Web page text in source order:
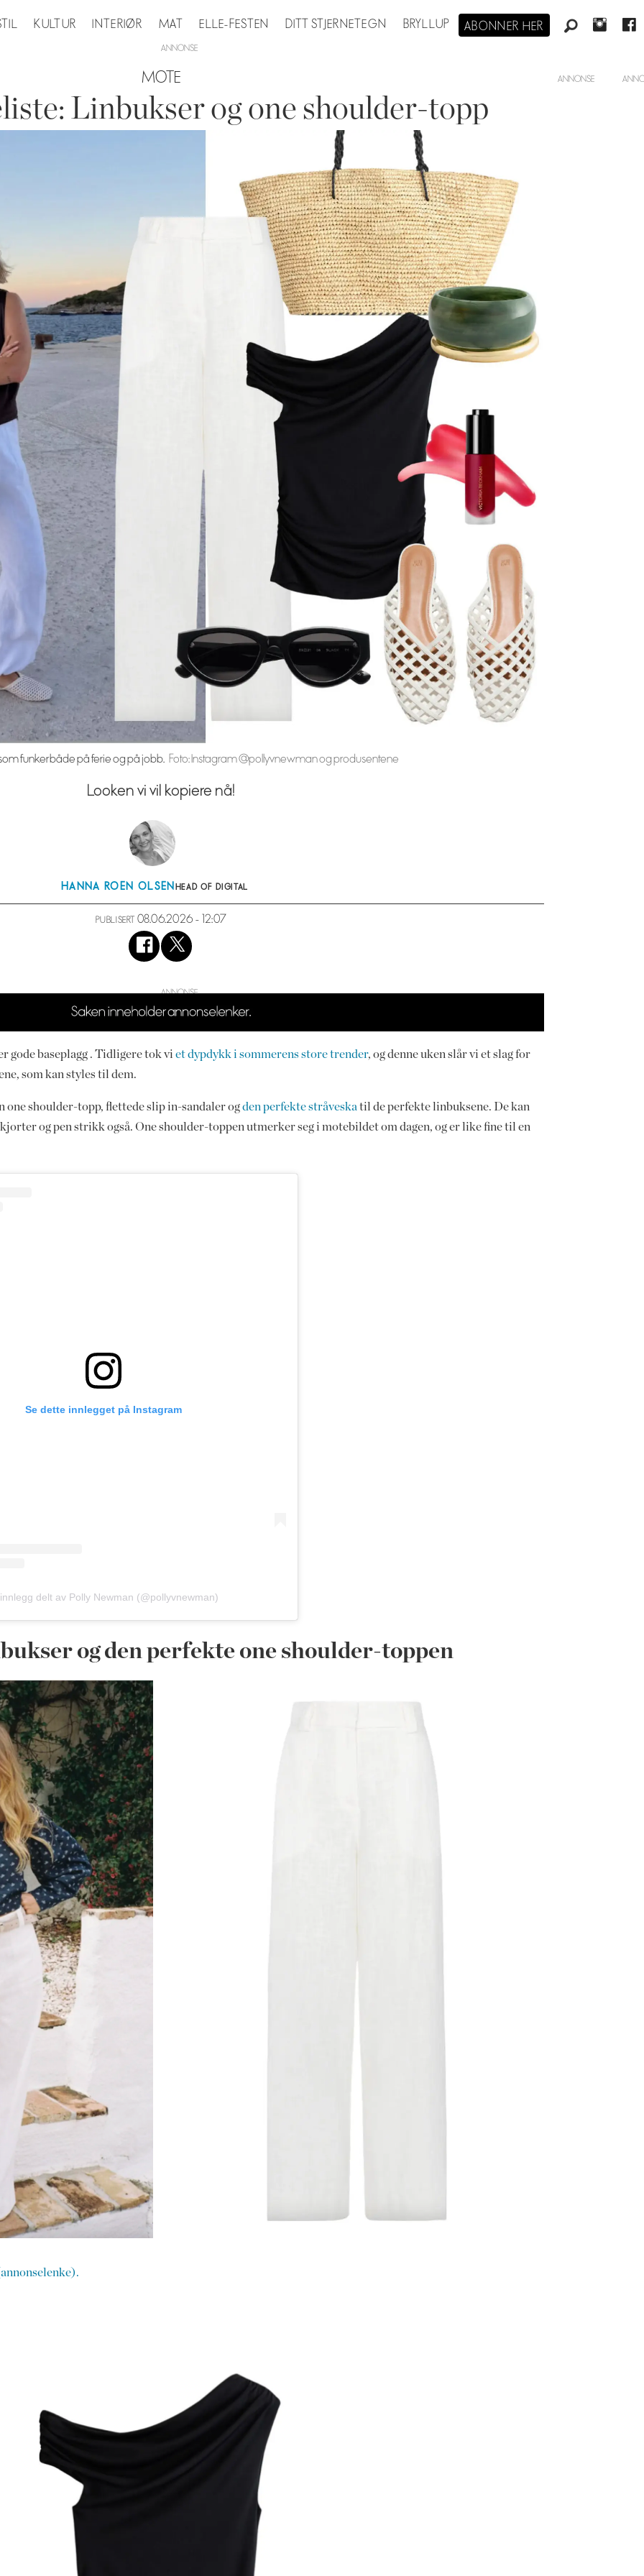
KULTUR INTERIØR MAT ELLE-FESTEN DITT STJERNETEGN BRYLLUP ABONNER HER
MOTE
Linbukser og one shoulder-topp
funker både på ferie og på jobb. Foto: Instagram @pollyvnewman og produsentene
Looken vi vil kopiere nå!
HANNA ROEN OLSENHEAD OF DIGITAL
PUBLISERT 08.06.2026 - 12:07
gode baseplagg . Tidligere tok viet dypdykk i sommerens store trender, og denne uken slår vi et slag for
som kan styles til dem.
one shoulder-topp, flettede slip in-sandaler ogden perfekte stråveska til de perfekte linbuksene. De kan
og pen strikk også. One shoulder-toppen utmerker seg i motebildet om dagen, og er like fine til en
Se dette innlegget på Instagram
delt av Polly Newman (@pollyvnewman)
og den perfekte one shoulder-toppen
ANNONSE